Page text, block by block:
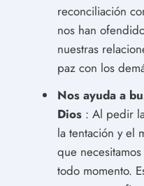
reconciliación
nos han
nuestras
paz con los
Nos ayuda a
Dios : Al pedir
la tentación y el
que
todo momento.